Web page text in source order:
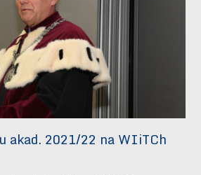
akad. 2021/22 na WIiTCh